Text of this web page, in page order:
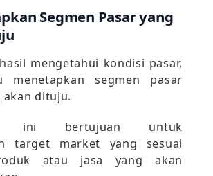
Segmen Pasar yang
mengetahui kondisi pasar,
menetapkan segmen pasar
akan dituju.
ini bertujuan untuk
target market yang sesuai
atau jasa yang akan